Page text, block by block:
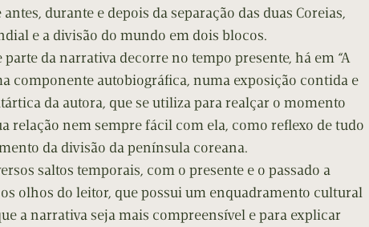
durante e depois da separação das duas Coreias,
e a divisão do mundo em dois blocos.
parte da narrativa decorre no tempo presente, há em “A
componente autobiográfica, numa exposição contida e
da autora, que se utiliza para realçar o momento
relação nem sempre fácil com ela, como reflexo de tudo
da divisão da península coreana.
saltos temporais, com o presente e o passado a
olhos do leitor, que possui um enquadramento cultural
a narrativa seja mais compreensível e para explicar